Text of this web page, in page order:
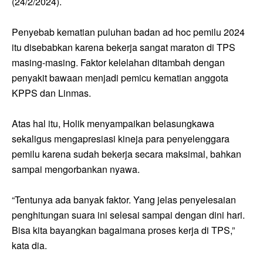
Penyebab kematian puluhan badan ad hoc pemilu 2024
itu disebabkan karena bekerja sangat maraton di TPS
masing-masing. Faktor kelelahan ditambah dengan
penyakit bawaan menjadi pemicu kematian anggota
KPPS dan Linmas.
Atas hal itu, Holik menyampaikan belasungkawa
sekaligus mengapresiasi kineja para penyelenggara
pemilu karena sudah bekerja secara maksimal, bahkan
sampai mengorbankan nyawa.
“Tentunya ada banyak faktor. Yang jelas penyelesaian
penghitungan suara ini selesai sampai dengan dini hari.
Bisa kita bayangkan bagaimana proses kerja di TPS,”
kata dia.